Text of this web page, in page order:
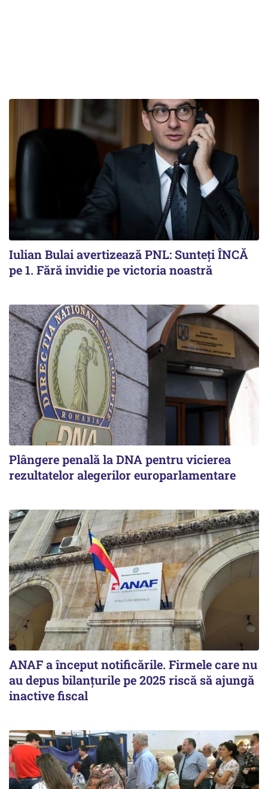
Iulian Bulai avertizează PNL: Sunteți ÎNCĂ
pe 1. Fără invidie pe victoria noastră
Plângere penală la DNA pentru vicierea
rezultatelor alegerilor europarlamentare
ANAF a început notificările. Firmele care nu
au depus bilanțurile pe 2025 riscă să ajungă
inactive fiscal